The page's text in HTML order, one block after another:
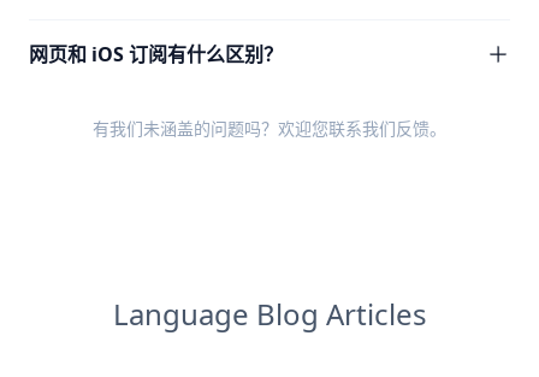
网页和 iOS 订阅有什么区别？
有我们未涵盖的问题吗？欢迎您联系我们反馈。
Language Blog Articles